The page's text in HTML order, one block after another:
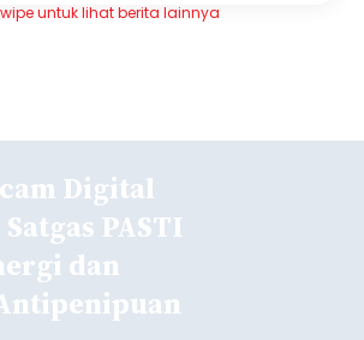
untuk lihat berita lainnya
Digital
PASTI
dan